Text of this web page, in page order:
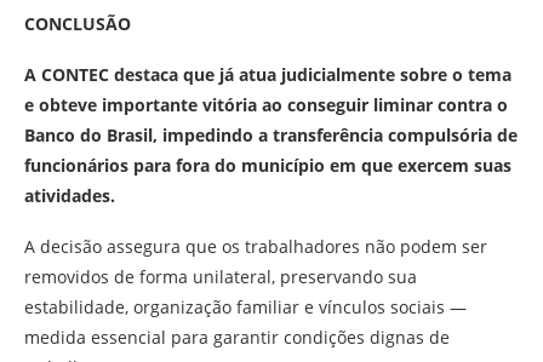
CONCLUSÃO
A CONTEC destaca que já atua judicialmente sobre o tema
e obteve importante vitória ao conseguir liminar contra o
Banco do Brasil, impedindo a transferência compulsória de
funcionários para fora do município em que exercem suas
atividades.
A decisão assegura que os trabalhadores não podem ser
removidos de forma unilateral, preservando sua
estabilidade, organização familiar e vínculos sociais —
medida essencial para garantir condições dignas de